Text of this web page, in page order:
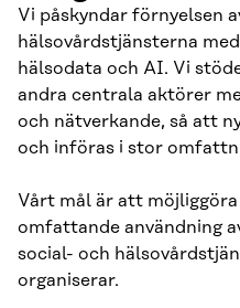
Vi påskyndar förnyelsen
hälsovårdstjänsterna
hälsodata och AI. Vi
andra centrala aktörer
och nätverkande, så att
och införas i stor
Vårt mål är att
omfattande användning
social- och
organiserar.